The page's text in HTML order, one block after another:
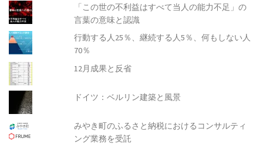
「この世の不利益はすべて当人の能力不足」の
言葉の意味と認識
行動する人25％、継続する人5％、何もしない人
70％
12月成果と反省
ドイツ：ベルリン建築と風景
みやき町のふるさと納税におけるコンサルティ
ング業務を受託